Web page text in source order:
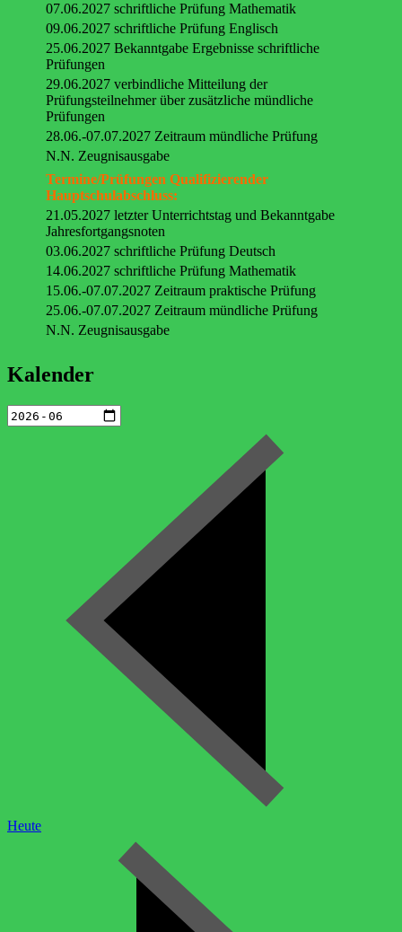
07.06.2027 schriftliche Prüfung Mathematik
09.06.2027 schriftliche Prüfung Englisch
25.06.2027 Bekanntgabe Ergebnisse schriftliche
Prüfungen
29.06.2027 verbindliche Mitteilung der
Prüfungsteilnehmer über zusätzliche mündliche
Prüfungen
28.06.-07.07.2027 Zeitraum mündliche Prüfung
N.N. Zeugnisausgabe
Termine/Prüfungen Qualifizierender
Hauptschulabschluss:
21.05.2027 letzter Unterrichtstag und Bekanntgabe
Jahresfortgangsnoten
03.06.2027 schriftliche Prüfung Deutsch
14.06.2027 schriftliche Prüfung Mathematik
15.06.-07.07.2027 Zeitraum praktische Prüfung
25.06.-07.07.2027 Zeitraum mündliche Prüfung
N.N. Zeugnisausgabe
Kalender
Heute